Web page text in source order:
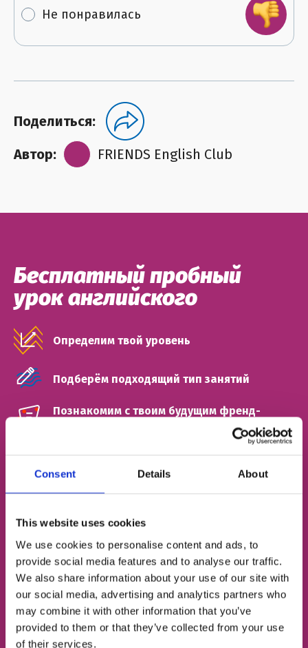
Consent Details About
This website uses cookies
We use cookies to personalise content and ads, to
provide social media features and to analyse our traffic.
We also share information about your use of our site with
our social media, advertising and analytics partners who
may combine it with other information that you’ve
provided to them or that they’ve collected from your use
of their services.
Не понравилась
Поделиться:
Автор:
FRIENDS English Club
Бесплатный пробный
урок английского
Определим твой уровень
Подберём подходящий тип занятий
Познакомим с твоим будущим френд-
НОМЕР ТЕЛЕФОНА
ЭЛЕКТРОННАЯ ПОЧТА
Согласен с политикой конфиденциальности